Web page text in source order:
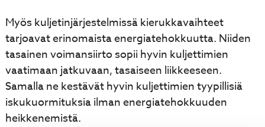
Myös kuljetinjärjestelmissä kierukkavaihteet
tarjoavat erinomaista energiatehokkuutta. Niiden
tasainen voimansiirto sopii hyvin kuljettimien
vaatimaan jatkuvaan, tasaiseen liikkeeseen.
Samalla ne kestävät hyvin kuljettimien tyypillisiä
iskukuormituksia ilman energiatehokkuuden
heikkenemistä.